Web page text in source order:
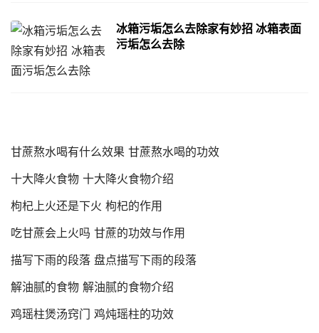
冰箱污垢怎么去除家有妙招 冰箱表面
污垢怎么去除
甘蔗熬水喝有什么效果 甘蔗熬水喝的功效
十大降火食物 十大降火食物介绍
枸杞上火还是下火 枸杞的作用
吃甘蔗会上火吗 甘蔗的功效与作用
描写下雨的段落 盘点描写下雨的段落
解油腻的食物 解油腻的食物介绍
鸡瑶柱煲汤窍门 鸡炖瑶柱的功效